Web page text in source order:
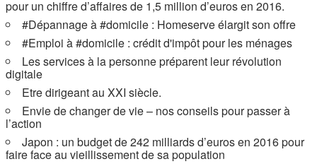
pour un chiffre d’affaires de 1,5 million d’euros en 2016.
#Dépannage à #domicile : Homeserve élargit son offre
#Emploi à #domicile : crédit d'impôt pour les ménages
Les services à la personne préparent leur révolution
digitale
Etre dirigeant au XXI siècle.
Envie de changer de vie – nos conseils pour passer à
l’action
Japon : un budget de 242 milliards d’euros en 2016 pour
faire face au vieillissement de sa population